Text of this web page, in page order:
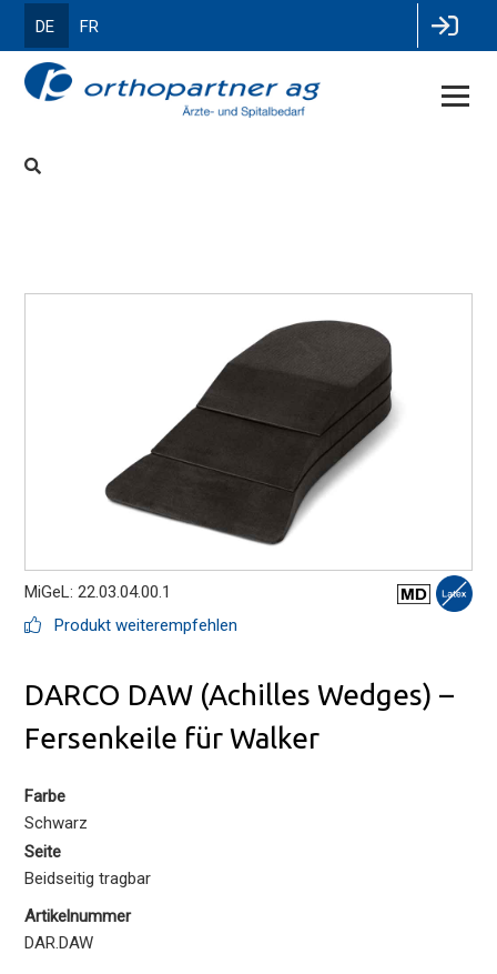
DE FR
MiGeL: 22.03.04.00.1
Produkt weiterempfehlen
DARCO DAW (Achilles Wedges) –
Fersenkeile für Walker
Farbe
Schwarz
Seite
Beidseitig tragbar
Artikelnummer
DAR.DAW